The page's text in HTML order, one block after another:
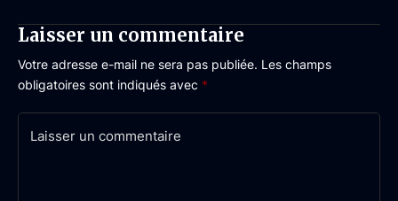
Laisser un commentaire
Votre adresse e-mail ne sera pas publiée. Les champs
obligatoires sont indiqués avec *